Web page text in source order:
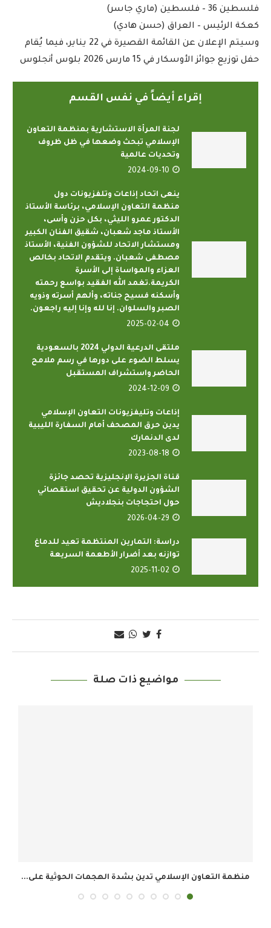
فلسطين 36 – فلسطين (ماري جاسر)
كعكة الرئيس – العراق (حسن هادي)
وسيتم الإعلان عن القائمة القصيرة في 22 يناير، فيما يُقام
حفل توزيع جوائز الأوسكار في 15 مارس 2026 بلوس أنجلوس
إقراء أيضاً في نفس القسم
لجنة المرأة الاستشارية بمنظمة التعاون
الإسلامي تبحث وضعها في ظل ظروف
وتحديات عالمية
2024-09-10
ينعى اتحاد إذاعات وتلفزيونات دول
منظمة التعاون الإسلامي، برئاسة الأستاذ
الدكتور عمرو الليثي، بكل حزن وأسى،
الأستاذ ماجد شعبان، شقيق الفنان الكبير
ومستشار الاتحاد للشؤون الفنية، الأستاذ
مصطفى شعبان. ويتقدم الاتحاد بخالص
العزاء والمواساة إلى الأسرة
الكريمة.تغمد الله الفقيد بواسع رحمته
وأسكنه فسيح جناته، وألهم أسرته وذويه
الصبر والسلوان. إنا لله وإنا إليه راجعون.
2025-02-04
ملتقى الدرعية الدولي 2024 بالسعودية
يسلط الضوء على دورها في رسم ملامح
الحاضر واستشراف المستقبل
2024-12-09
إذاعات وتليفزيونات التعاون الإسلامي
يدين حرق المصحف أمام السفارة الليبية
لدى الدنمارك
2023-08-18
قناة الجزيرة الإنجليزية تحصد جائزة
الشؤون الدولية عن تحقيق استقصائي
حول احتجاجات بنجلاديش
2026-04-29
دراسة: التمارين المنتظمة تعيد للدماغ
توازنه بعد أضرار الأطعمة السريعة
2025-11-02
مواضيع ذات صلة
الحوثية على... أمين عام منظمة التعاون الإسلامي يرحب